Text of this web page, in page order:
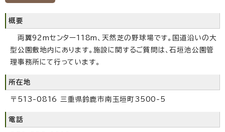
概要
両翼92mセンター118m、天然芝の野球場です。国道沿いの大
型公園敷地内にあります。施設に関するご質問は、石垣池公園管
理事務所にて行っています。
所在地
〒513-0816 三重県鈴鹿市南玉垣町3500-5
電話